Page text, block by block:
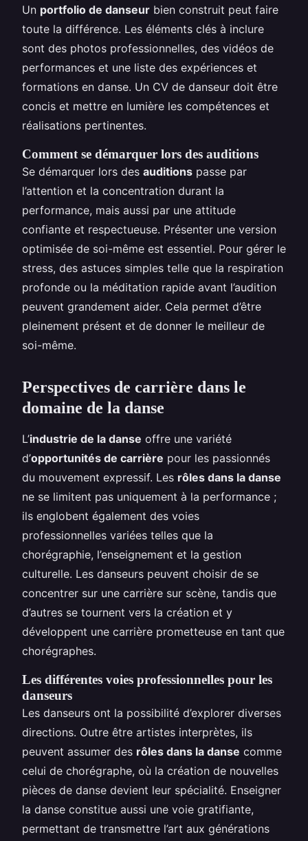
Un portfolio de danseur bien construit peut faire
toute la différence. Les éléments clés à inclure
sont des photos professionnelles, des vidéos de
performances et une liste des expériences et
formations en danse. Un CV de danseur doit être
concis et mettre en lumière les compétences et
réalisations pertinentes.
Comment se démarquer lors des auditions
Se démarquer lors des auditions passe par
l’attention et la concentration durant la
performance, mais aussi par une attitude
confiante et respectueuse. Présenter une version
optimisée de soi-même est essentiel. Pour gérer le
stress, des astuces simples telle que la respiration
profonde ou la méditation rapide avant l’audition
peuvent grandement aider. Cela permet d’être
pleinement présent et de donner le meilleur de
soi-même.
Perspectives de carrière dans le
domaine de la danse
L’industrie de la danse offre une variété
d’opportunités de carrière pour les passionnés
du mouvement expressif. Les rôles dans la danse
ne se limitent pas uniquement à la performance ;
ils englobent également des voies
professionnelles variées telles que la
chorégraphie, l’enseignement et la gestion
culturelle. Les danseurs peuvent choisir de se
concentrer sur une carrière sur scène, tandis que
d’autres se tournent vers la création et y
développent une carrière prometteuse en tant que
chorégraphes.
Les différentes voies professionnelles pour les
danseurs
Les danseurs ont la possibilité d’explorer diverses
directions. Outre être artistes interprètes, ils
peuvent assumer des rôles dans la danse comme
celui de chorégraphe, où la création de nouvelles
pièces de danse devient leur spécialité. Enseigner
la danse constitue aussi une voie gratifiante,
permettant de transmettre l’art aux générations